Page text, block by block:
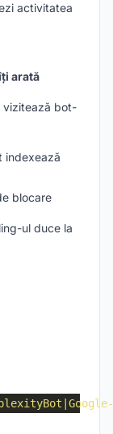
activitatea
arată
vizitează bot-
indexează
blocare
ul duce la